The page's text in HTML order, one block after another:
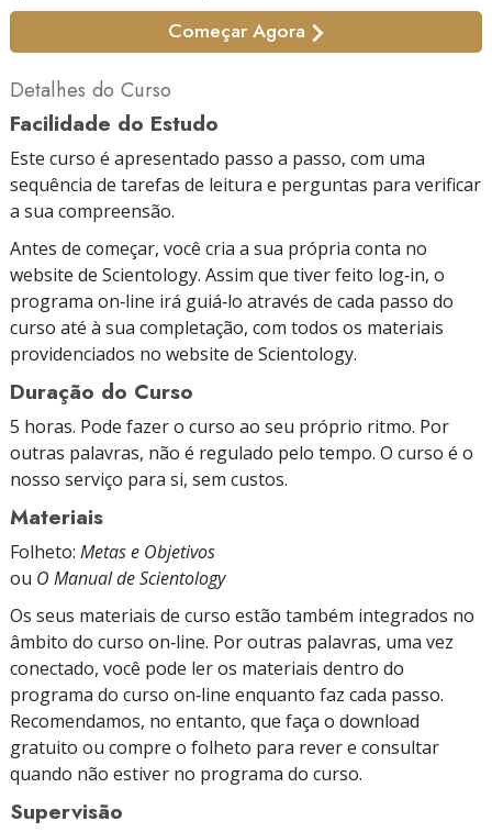
Começar Agora
Detalhes do Curso
Facilidade do Estudo
Este curso é apresentado passo a passo, com uma
sequência de tarefas de leitura e perguntas para verificar
a sua compreensão.
Antes de começar, você cria a sua própria conta no
website de Scientology. Assim que tiver feito log‑in, o
programa on‑line irá guiá‑lo através de cada passo do
curso até à sua completação, com todos os materiais
providenciados no website de Scientology.
Duração do Curso
5 horas. Pode fazer o curso ao seu próprio ritmo. Por
outras palavras, não é regulado pelo tempo. O curso é o
nosso serviço para si, sem custos.
Materiais
Folheto: Metas e Objetivos
ou O Manual de Scientology
Os seus materiais de curso estão também integrados no
âmbito do curso on‑line. Por outras palavras, uma vez
conectado, você pode ler os materiais dentro do
programa do curso on‑line enquanto faz cada passo.
Recomendamos, no entanto, que faça o download
gratuito ou compre o folheto para rever e consultar
quando não estiver no programa do curso.
Supervisão